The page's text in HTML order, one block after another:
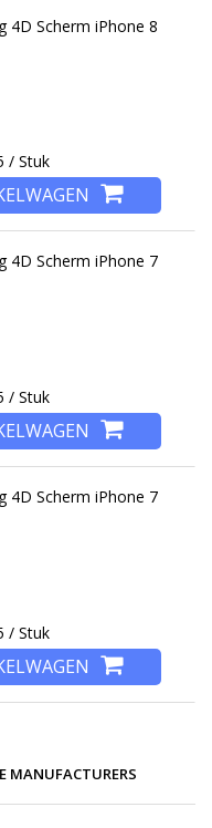
4D Scherm iPhone 8
/ Stuk
4D Scherm iPhone 7
/ Stuk
4D Scherm iPhone 7
/ Stuk
MANUFACTURERS